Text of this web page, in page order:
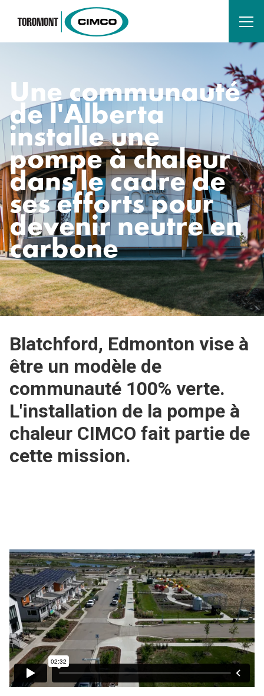
Une communauté
de l'Alberta
installe une
pompe à chaleur
dans le cadre de
ses efforts pour
devenir neutre en
carbone
Blatchford, Edmonton vise à
être un modèle de
communauté 100% verte.
L'installation de la pompe à
chaleur CIMCO fait partie de
cette mission.